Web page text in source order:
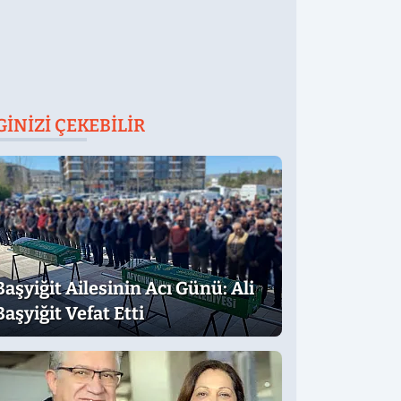
ÇEKEBILIR
Ailesinin Acı Günü: Ali
Vefat Etti